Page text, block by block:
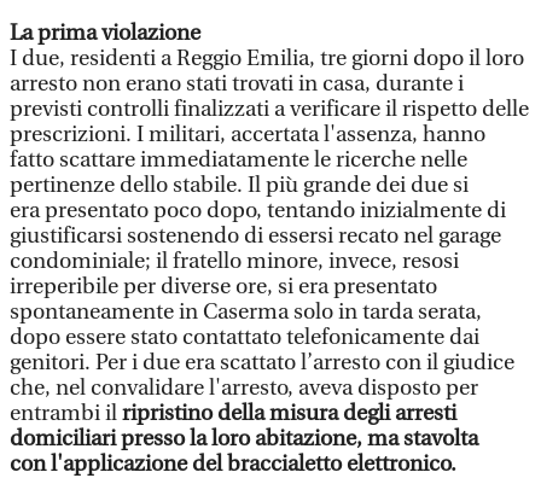
La prima violazione
I due, residenti a Reggio Emilia, tre giorni dopo il loro
arresto non erano stati trovati in casa, durante i
previsti controlli finalizzati a verificare il rispetto delle
prescrizioni. I militari, accertata l'assenza, hanno
fatto scattare immediatamente le ricerche nelle
pertinenze dello stabile. Il più grande dei due si
era presentato poco dopo, tentando inizialmente di
giustificarsi sostenendo di essersi recato nel garage
condominiale; il fratello minore, invece, resosi
irreperibile per diverse ore, si era presentato
spontaneamente in Caserma solo in tarda serata,
dopo essere stato contattato telefonicamente dai
genitori. Per i due era scattato l’arresto con il giudice
che, nel convalidare l'arresto, aveva disposto per
entrambi ilripristino della misura degli arresti
domiciliari presso la loro abitazione, ma stavolta
con l'applicazione del braccialetto elettronico.